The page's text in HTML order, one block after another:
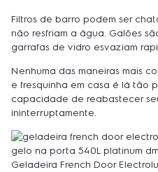
Filtros de barro podem ser
não resfriam a água. Galões
garrafas de vidro esvaziam
Nenhuma das maneiras mais
e fresquinha em casa é lá tão
capacidade de reabastecer
ininterruptamente.
Geladeira French Door